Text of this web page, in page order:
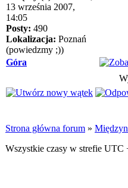
13 września 2007,
14:05
Posty: 490
Lokalizacja: Poznań
(powiedzmy ;))
Góra
Strona główna forum »
Wszystkie czasy w strefie UTC